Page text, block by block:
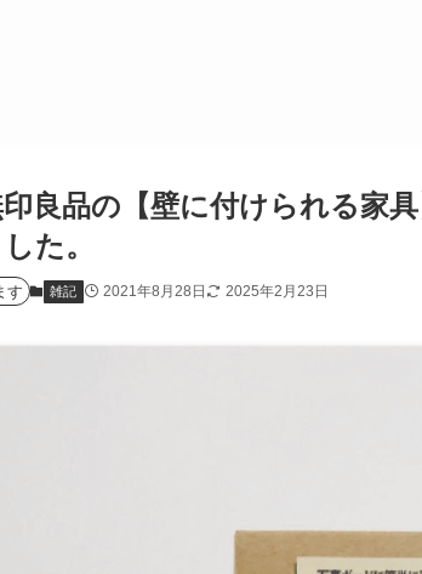
良品の【壁に付けられる家
た。
す 雑記 2021年8月28日 2025年2月23日